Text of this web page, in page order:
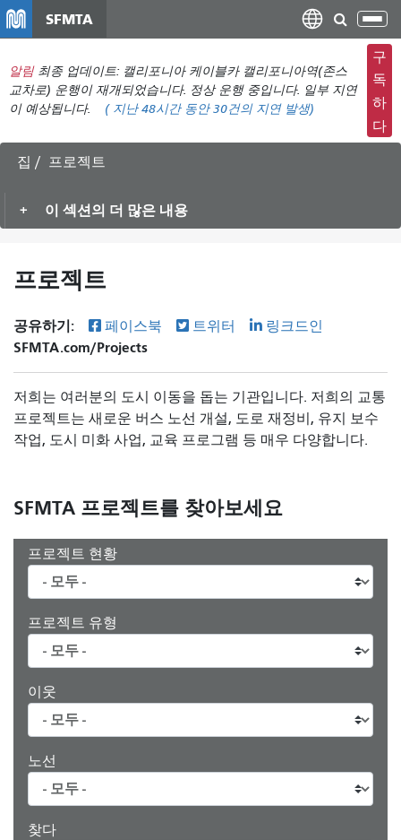
텐
츠
로
건
SFMTA
탐
색
메
뉴
전
환
알림 최종 업데이트: 캘리포니아 케이블카 캘리포니아역(존스
교차로) 운행이 재개되었습니다. 정상 운행 중입니다. 일부 지연
이 예상됩니다.
( 지난 48시간 동안30건의 지연 발생)
구
독
하
다
집 프로젝트
이 섹션의 더 많은 내용
프로젝트
공유하기: 페이스북 트위터 링크드인
SFMTA.com/Projects
저희는 여러분의 도시 이동을 돕는 기관입니다. 저희의 교통
프로젝트는 새로운 버스 노선 개설, 도로 재정비, 유지 보수
작업, 도시 미화 사업, 교육 프로그램 등 매우 다양합니다.
SFMTA 프로젝트를 찾아보세요
프로젝트 현황
프로젝트 유형
이웃
노선
찾다